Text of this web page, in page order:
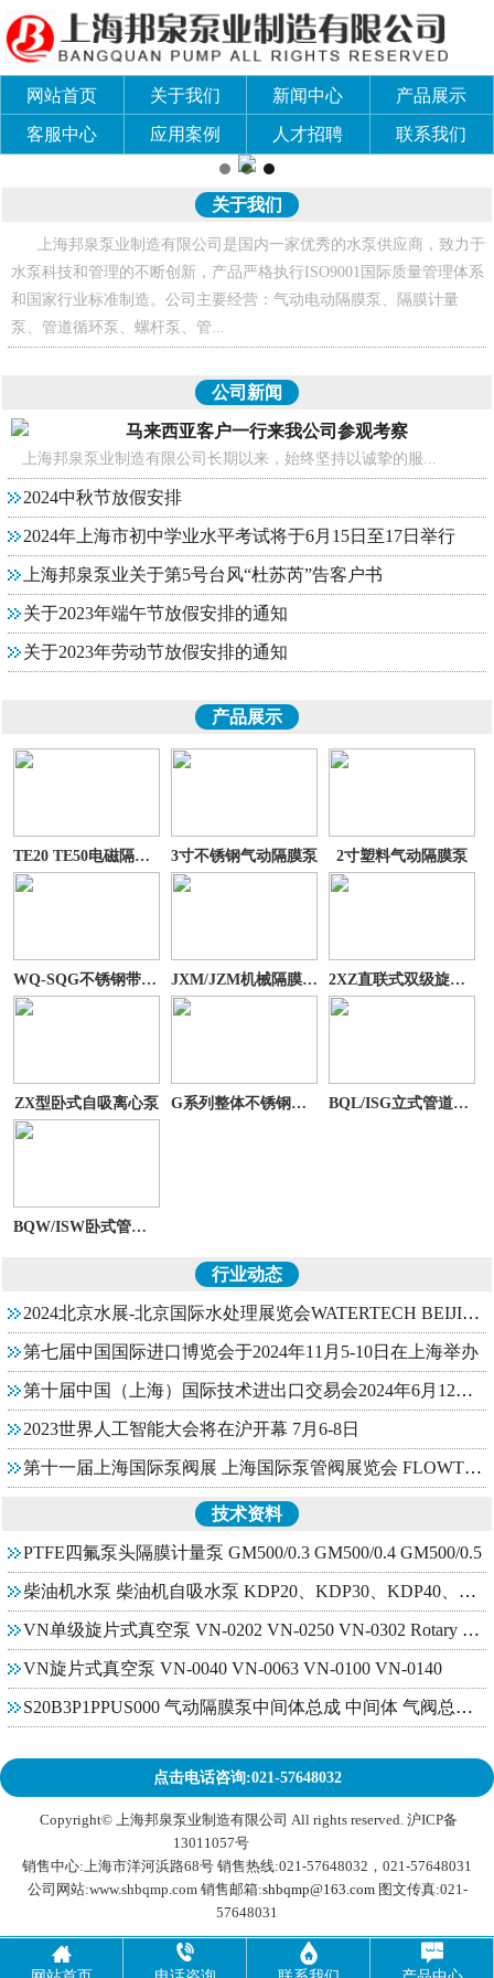
网站首页 关于我们 新闻中心 产品展示
客服中心 应用案例 人才招聘 联系我们
关于我们
上海邦泉泵业制造有限公司是国内一家优秀的水泵供应商，致力于
水泵科技和管理的不断创新，产品严格执行ISO9001国际质量管理体系
和国家行业标准制造。公司主要经营：气动电动隔膜泵、隔膜计量
泵、管道循环泵、螺杆泵、管...
公司新闻
马来西亚客户一行来我公司参观考察
上海邦泉泵业制造有限公司长期以来，始终坚持以诚挚的服...
2024中秋节放假安排
2024年上海市初中学业水平考试将于6月15日至17日举行
上海邦泉泵业关于第5号台风“杜苏芮”告客户书
关于2023年端午节放假安排的通知
关于2023年劳动节放假安排的通知
产品展示
TE20 TE50电磁隔膜计 3寸不锈钢气动隔膜泵 2寸塑料气动隔膜泵
WQ-SQG不锈钢带刀切割 JXM/JZM机械隔膜计量 2XZ直联式双级旋片式
ZX型卧式自吸离心泵 G系列整体不锈钢单螺 BQL/ISG立式管道离心
BQW/ISW卧式管道增压
行业动态
2024北京水展-北京国际水处理展览会WATERTECH BEIJING
第七届中国国际进口博览会于2024年11月5-10日在上海举办
第十届中国（上海）国际技术进出口交易会2024年6月12日至14日举行
2023世界人工智能大会将在沪开幕 7月6-8日
第十一届上海国际泵阀展 上海国际泵管阀展览会 FLOWTECH CHINA (
技术资料
PTFE四氟泵头隔膜计量泵 GM500/0.3 GM500/0.4 GM500/0.5
柴油机水泵 柴油机自吸水泵 KDP20、KDP30、KDP40、KDP60
VN单级旋片式真空泵 VN-0202 VN-0250 VN-0302 Rotary vane vacuu
VN旋片式真空泵 VN-0040 VN-0063 VN-0100 VN-0140
S20B3P1PPUS000 气动隔膜泵中间体总成 中间体 气阀总成 换向阀
点击电话咨询:021-57648032
Copyright© 上海邦泉泵业制造有限公司 All rights reserved. 沪ICP备
13011057号
销售中心:上海市洋河浜路68号 销售热线:021-57648032，021-57648031
公司网站:www.shbqmp.com 销售邮箱:shbqmp@163.com图文传真:021-
57648031
   